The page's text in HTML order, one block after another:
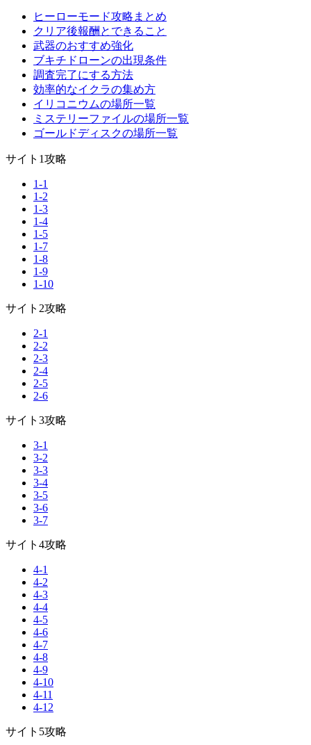
ヒーローモード攻略まとめ
クリア後報酬とできること
武器のおすすめ強化
ブキチドローンの出現条件
調査完了にする方法
効率的なイクラの集め方
イリコニウムの場所一覧
ミステリーファイルの場所一覧
ゴールドディスクの場所一覧
サイト1攻略
1-1
1-2
1-3
1-4
1-5
1-7
1-8
1-9
1-10
サイト2攻略
2-1
2-2
2-3
2-4
2-5
2-6
サイト3攻略
3-1
3-2
3-3
3-4
3-5
3-6
3-7
サイト4攻略
4-1
4-2
4-3
4-4
4-5
4-6
4-7
4-8
4-9
4-10
4-11
4-12
サイト5攻略